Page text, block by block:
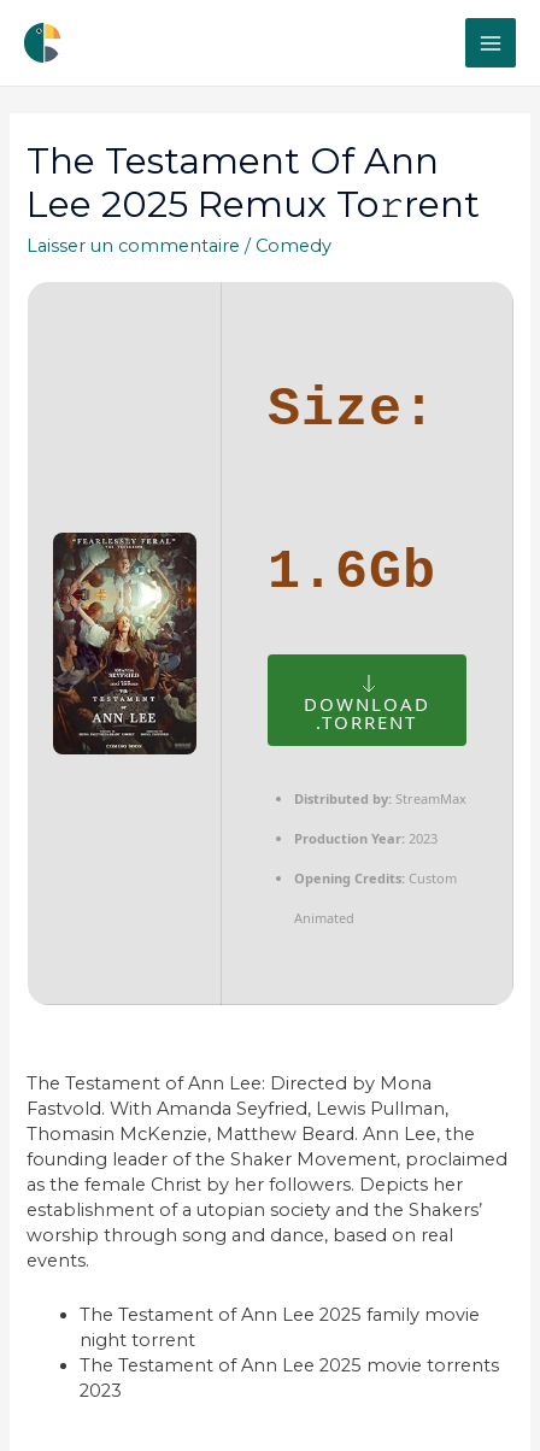
The Testament Of Ann
Lee 2025 Remux To𝚛rent
Laisser un commentaire / Comedy
Size:
1.6Gb
DOWNLOAD
.TORRENT
Distributed by:StreamMax
Production Year:2023
Opening Credits:Custom
Animated
The Testament of Ann Lee: Directed by Mona
Fastvold. With Amanda Seyfried, Lewis Pullman,
Thomasin McKenzie, Matthew Beard. Ann Lee, the
founding leader of the Shaker Movement, proclaimed
as the female Christ by her followers. Depicts her
establishment of a utopian society and the Shakers’
worship through song and dance, based on real
events.
The Testament of Ann Lee 2025 family movie
night torrent
The Testament of Ann Lee 2025 movie torrents
2023